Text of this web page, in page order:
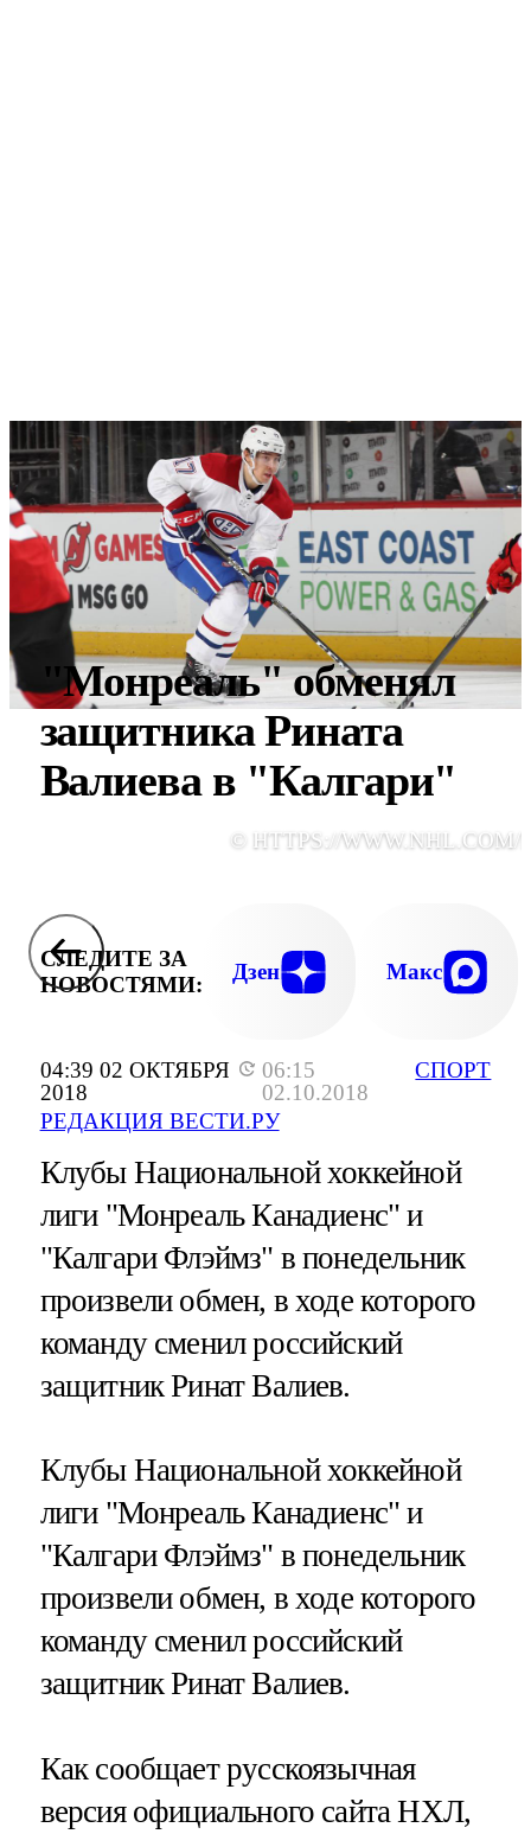
04:39 02 ОКТЯБРЯ
2018
06:15
02.10.2018
РЕДАКЦИЯ ВЕСТИ.РУ
СПОРТ
"Монреаль" обменял
защитника Рината
Валиева в "Калгари"
© HTTPS://WWW.NHL.COM/
СЛЕДИТЕ ЗА
НОВОСТЯМИ:
Дзен Макс
Клубы Национальной хоккейной
лиги "Монреаль Канадиенс" и
"Калгари Флэймз" в понедельник
произвели обмен, в ходе которого
команду сменил российский
защитник Ринат Валиев.
Клубы Национальной хоккейной
лиги "Монреаль Канадиенс" и
"Калгари Флэймз" в понедельник
произвели обмен, в ходе которого
команду сменил российский
защитник Ринат Валиев.
Как сообщает русскоязычная
версия официального сайта НХЛ,